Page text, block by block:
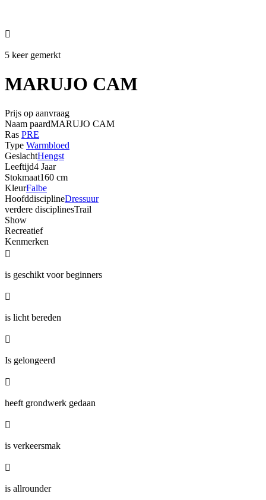

5 keer gemerkt
MARUJO CAM
Prijs op aanvraag
Naam paardMARUJO CAM
Ras PRE
Type Warmbloed
GeslachtHengst
Leeftijd4 Jaar
Stokmaat160 cm
KleurFalbe
HoofddisciplineDressuur
verdere disciplinesTrail
Show
Recreatief
Kenmerken

is geschikt voor beginners

is licht bereden

Is gelongeerd

heeft grondwerk gedaan

is verkeersmak

is allrounder